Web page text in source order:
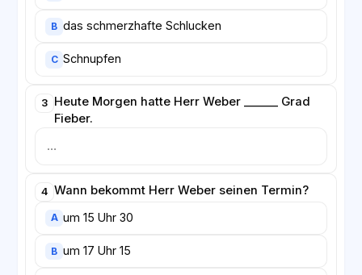
B das schmerzhafte Schlucken
C Schnupfen
3 Heute Morgen hatte Herr Weber ______ Grad
Fieber.
4 Wann bekommt Herr Weber seinen Termin?
A um 15 Uhr 30
B um 17 Uhr 15